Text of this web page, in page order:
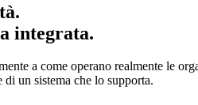
integrata.
a come operano realmente le
di un sistema che lo supporta.